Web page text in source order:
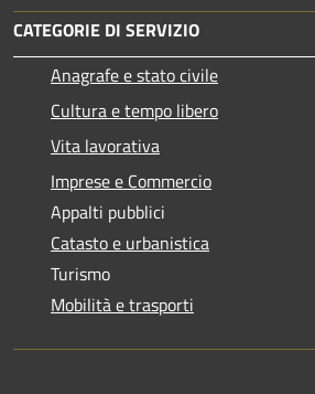
CATEGORIE DI SERVIZIO
Anagrafe e stato civile
Cultura e tempo libero
Vita lavorativa
Imprese e Commercio
Appalti pubblici
Catasto e urbanistica
Turismo
Mobilità e trasporti